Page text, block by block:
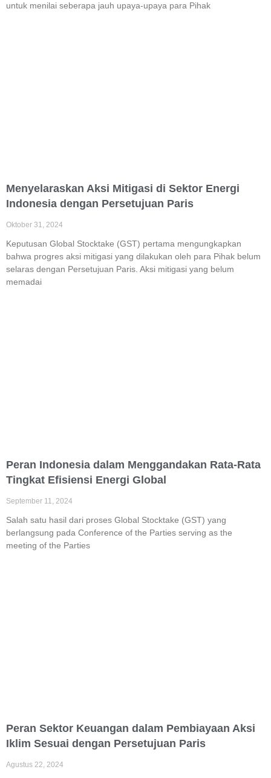
untuk menilai seberapa jauh upaya-upaya para Pihak
Menyelaraskan Aksi Mitigasi di Sektor Energi
Indonesia dengan Persetujuan Paris
Oktober 31, 2024
Keputusan Global Stocktake (GST) pertama mengungkapkan
bahwa progres aksi mitigasi yang dilakukan oleh para Pihak belum
selaras dengan Persetujuan Paris. Aksi mitigasi yang belum
memadai
Peran Indonesia dalam Menggandakan Rata-Rata
Tingkat Efisiensi Energi Global
September 11, 2024
Salah satu hasil dari proses Global Stocktake (GST) yang
berlangsung pada Conference of the Parties serving as the
meeting of the Parties
Peran Sektor Keuangan dalam Pembiayaan Aksi
Iklim Sesuai dengan Persetujuan Paris
Agustus 22, 2024